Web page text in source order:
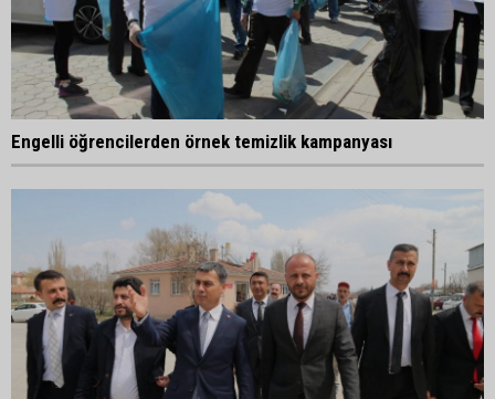
Engelli öğrencilerden örnek temizlik kampanyası